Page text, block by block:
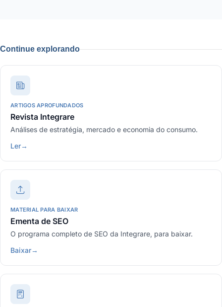
Continue explorando
ARTIGOS APROFUNDADOS
Revista Integrare
Análises de estratégia, mercado e economia do consumo.
Ler→
MATERIAL PARA BAIXAR
Ementa de SEO
O programa completo de SEO da Integrare, para baixar.
Baixar→